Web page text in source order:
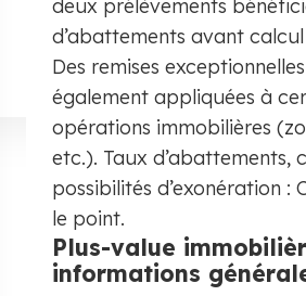
deux prélèvements
d’abattements avant calcul
Des remises
également appliquées à
opérations immobilières
etc.). Taux d’abattements,
possibilités d’exonération :
le point.
Plus-value
informations